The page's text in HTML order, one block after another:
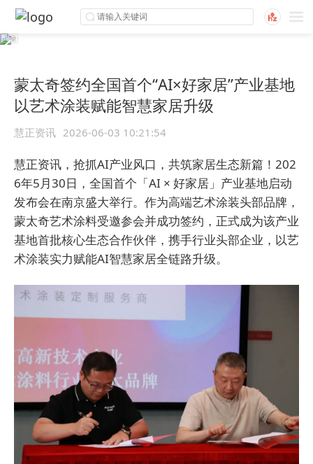
蒙太奇签约全国首个“AI×好家居”产业基地
以艺术涂装赋能智慧家居升级
慧正资讯 2026-06-03 10:21:54
慧正资讯，抢抓AI产业风口，共筑家居生态新篇！202
6年5月30日，全国首个「AI × 好家居」产业基地启动
发布会在南京盛大举行。作为高端艺术涂装头部品牌，
蒙太奇艺术涂料受邀参会并成功签约，正式成为该产业
基地首批核心生态合作伙伴，携手行业头部企业，以艺
术涂装实力赋能AI智慧家居全链路升级。